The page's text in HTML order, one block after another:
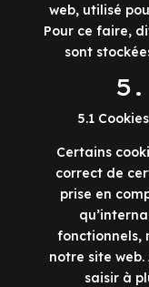
web, utilisé
Pour ce faire,
sont
5.1
Certains
correct de
prise en
fonctionnels,
notre site web.
saisir à